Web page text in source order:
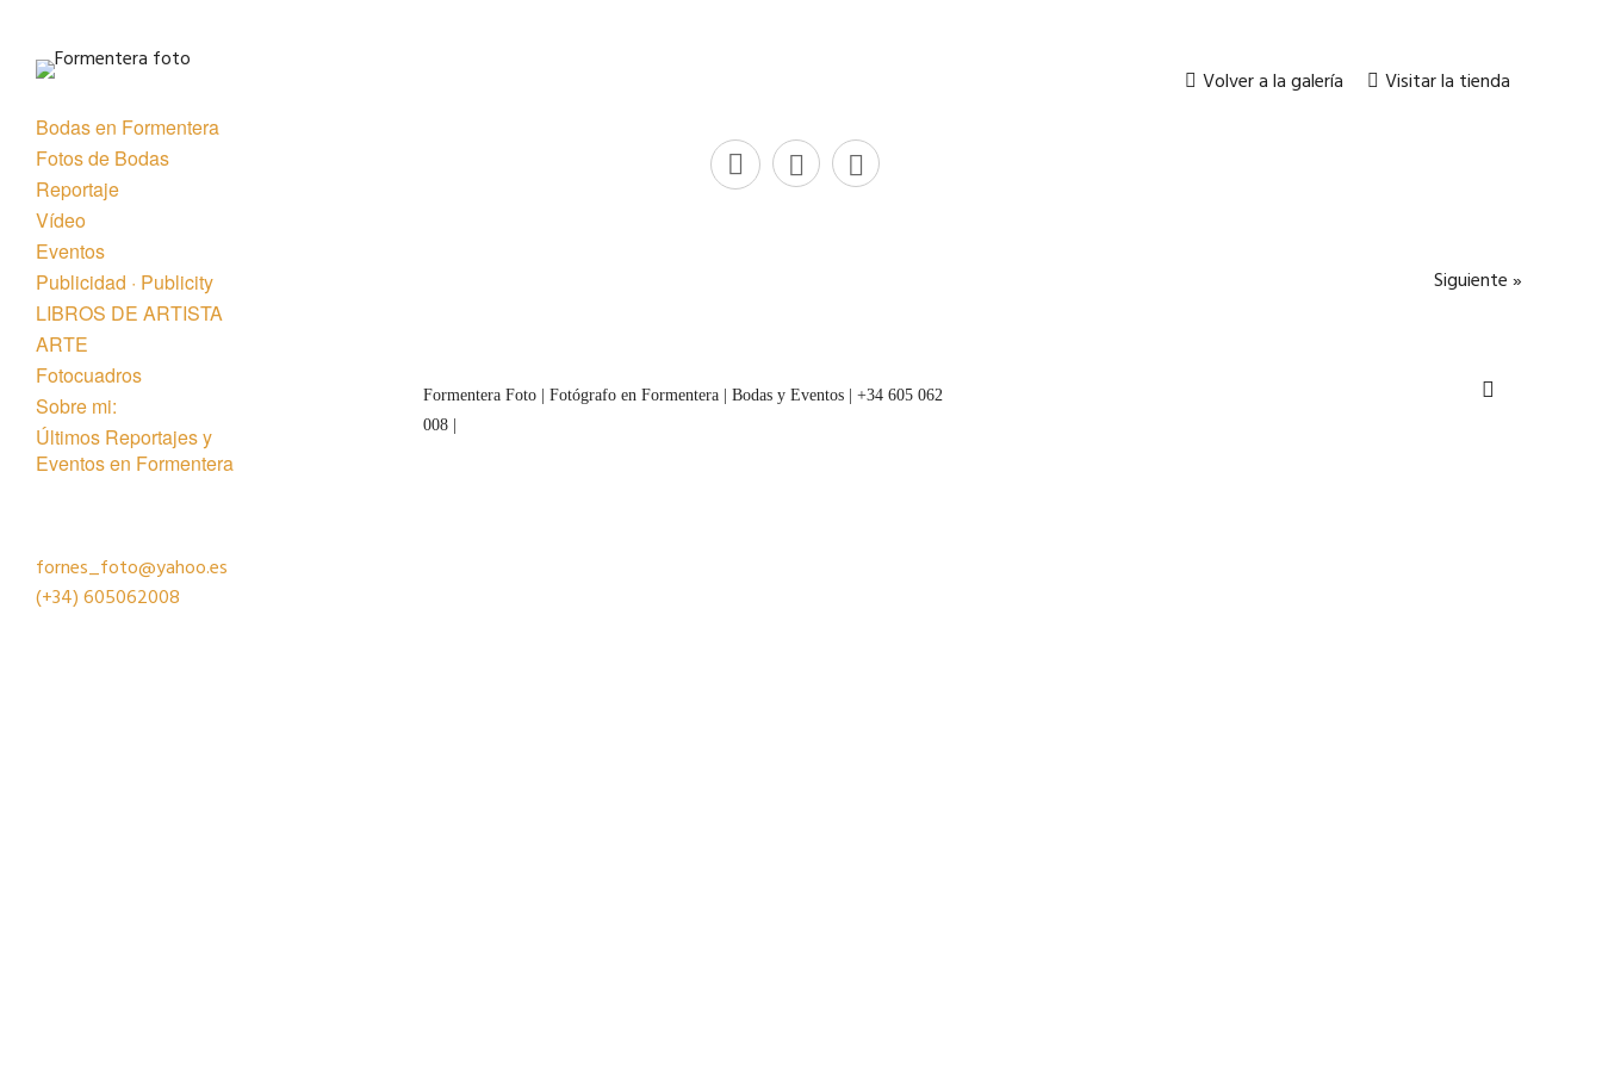
Bodas en Formentera
Fotos de Bodas
Reportaje
Vídeo
Eventos
Publicidad · Publicity
LIBROS DE ARTISTA
ARTE
Fotocuadros
Sobre mi:
Últimos Reportajes y
Eventos en Formentera
fornes_foto@yahoo.es
(+34)605062008
Volver a la galería Visitar la tienda
« Anterior Siguiente »
Formentera Foto | Fotógrafo en Formentera | Bodas y Eventos | +34 605 062
008 |